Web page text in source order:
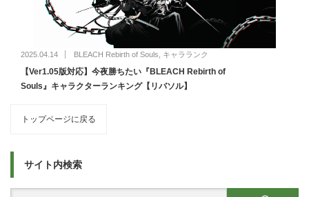
2025.04.14 BLEACH Rebirth of Souls キャラランク
【Ver1.05版対応】今夜勝ちたい『BLEACH Rebirth of
Souls』キャラクターランキング【リバソル】
トップページに戻る
サイト内検索